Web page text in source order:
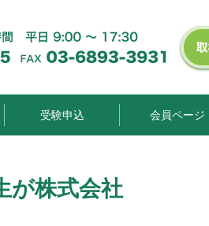
受験申込 会員ページ
が株式会社